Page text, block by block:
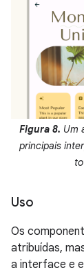
Figura 8. Um
principais
Uso
Os
atribuídas,
a interface e